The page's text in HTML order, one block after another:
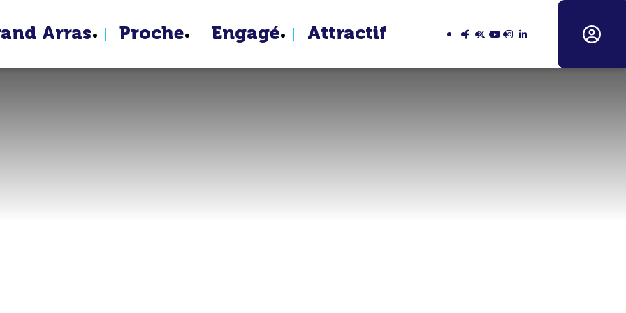
Arras Proche Engagé Attractif